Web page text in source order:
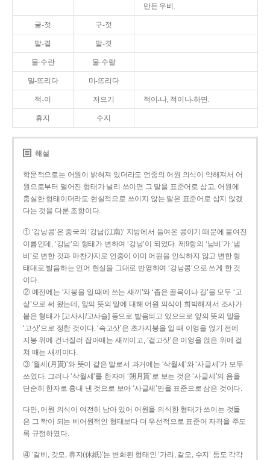
만든 우비.
굴-젓 구-젓
말-곁 말-겻
물-수란 물-수랄
밀-뜨리다 미-뜨리다
적-이 저으기 적이-나, 적이나-하면.
휴지 수지
해설
학문적으로는 어원이 밝혀져 있더라도 언중의 어원 의식이 약해져서 어
원으로부터 멀어진 형태가 널리 쓰이면 그 말을 표준어로 삼고, 어원에
충실한 형태이더라도 현실적으로 쓰이지 않는 말은 표준어로 삼지 않겠
다는 것을 다룬 조항이다.
① ‘강낭콩’은 중국의 ‘강남(江南)’ 지방에서 들여온 콩이기 때문에 붙여진
이름인데, ‘강남’의 형태가 변하여 ‘강낭’이 되었다. 제9항의 ‘남비’가 ‘냄
비’로 변한 것과 마찬가지로 언중이 이미 어원을 인식하지 않고 변한 형
태대로 발음하는 언어 현실을 그대로 반영하여 ‘강낭콩’으로 쓰게 한 것
이다.
② 예전에는 ‘지붕을 일 때에 쓰는 새끼’와 ‘좁은 골목이나 길’을 모두 ‘고
샅’으로 써 왔는데, 앞의 뜻의 말에 대해 어원 의식이 희박해져서 조사가
붙은 형태가 [고사시/고사슬] 등으로 발음되고 있으므로 앞의 뜻의 말을
‘고삿’으로 정한 것이다. ‘속고삿’은 초가지붕을 일 때 이엉을 얹기 전에
지붕 위에 건너질러 잡아매는 새끼이고, ‘겉고삿’은 이엉을 얹은 위에 걸
쳐 매는 새끼이다.
③ ‘월세(月貰)’와 뜻이 같은 말로서 과거에는 ‘삭월세’와 ‘사글세’가 모두
쓰였다. 그러나 ‘삭월세’를 한자어 ‘朔月貰’로 보는 것은 ‘사글세’의 음을
단순히 한자로 흉내 낸 것으로 보아 ‘사글세’만을 표준으로 삼은 것이다.
다만, 어원 의식이 여전히 남아 있어 어원을 의식한 형태가 쓰이는 것들
은 그 짝이 되는 비어원적인 형태보다 더 우선적으로 표준어 자격을 주도
록 규정하였다.
④ ‘갈비, 갓모, 휴지(休紙)’는 변화된 형태인 ‘가리, 갈모, 수지’ 등도 각각